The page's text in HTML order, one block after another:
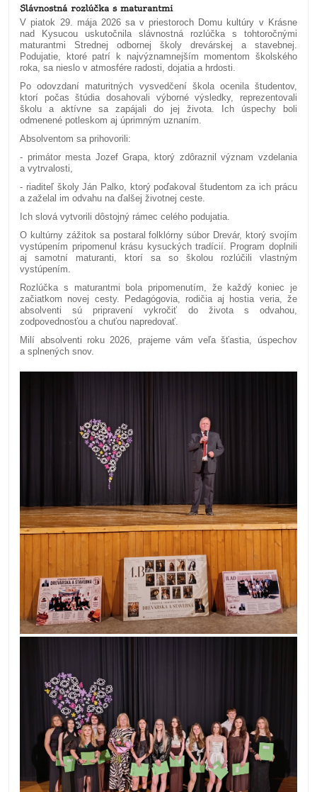
STAVEBNEJ
V
KRÁSNE
NAD
KYSUCOU
NOMINOVANÝ
NA
PRESTÍŽNE
OCENENIE
EKOZÁSEK
ROKU:
Slávnostná rozlúčka s maturantmi
V piatok 29. mája 2026 sa v priestoroch Domu kultúry v Krásne
nad Kysucou uskutočnila slávnostná rozlúčka s tohtoročnými
maturantmi Strednej odbornej školy drevárskej a stavebnej.
Podujatie, ktoré patrí k najvýznamnejším momentom školského
roka, sa nieslo v atmosfére radosti, dojatia a hrdosti.
Po odovzdaní maturitných vysvedčení škola ocenila študentov,
ktorí počas štúdia dosahovali výborné výsledky, reprezentovali
školu a aktívne sa zapájali do jej života. Ich úspechy boli
odmenené potleskom aj úprimným uznaním.
Absolventom sa prihovorili:
- primátor mesta Jozef Grapa, ktorý zdôraznil význam vzdelania
a vytrvalosti,
- riaditeľ školy Ján Palko, ktorý poďakoval študentom za ich prácu
a zaželal im odvahu na ďalšej životnej ceste.
Ich slová vytvorili dôstojný rámec celého podujatia.
O kultúrny zážitok sa postaral folklórny súbor Drevár, ktorý svojím
vystúpením pripomenul krásu kysuckých tradícií. Program doplnili
aj samotní maturanti, ktorí sa so školou rozlúčili vlastným
vystúpením.
Rozlúčka s maturantmi bola pripomenutím, že každý koniec je
začiatkom novej cesty. Pedagógovia, rodičia aj hostia veria, že
absolventi sú pripravení vykročiť do života s odvahou,
zodpovednosťou a chuťou napredovať.
Milí absolventi roku 2026, prajeme vám veľa šťastia, úspechov
a splnených snov.